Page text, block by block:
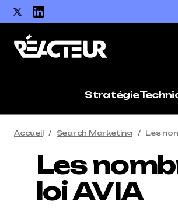
Stratégie
Accueil Search Marketing Les
Les
loi AVIA